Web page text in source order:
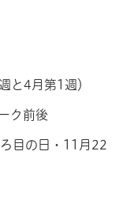
と4月第1週）
ク前後
目の日・11月22